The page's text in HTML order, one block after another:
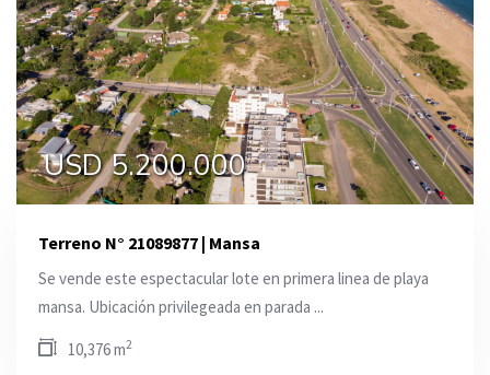
USD 5.200.000
Terreno N° 21089877 | Mansa
Se vende este espectacular lote en primera linea de playa
mansa. Ubicación privilegeada en parada ...
10,376 m2